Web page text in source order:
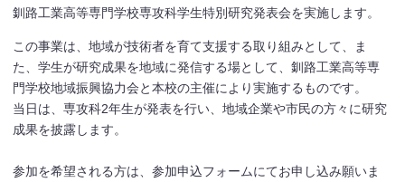
釧路工業高等専門学校専攻科学生特別研究発表会を実施します。
この事業は、地域が技術者を育て支援する取り組みとして、ま
た、学生が研究成果を地域に発信する場として、釧路工業高等専
門学校地域振興協力会と本校の主催により実施するものです。
当日は、専攻科2年生が発表を行い、地域企業や市民の方々に研究
成果を披露します。
参加を希望される方は、参加申込フォームにてお申し込み願いま